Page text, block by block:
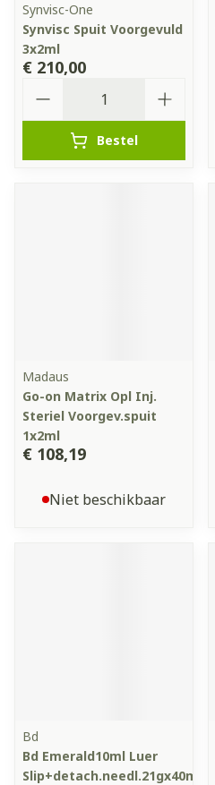
Synvisc-One
Synvisc Spuit Voorgevuld
3x2ml
€ 210,00
Bestel
Madaus
Go-on Matrix Opl Inj.
Steriel Voorgev.spuit
1x2ml
€ 108,19
Niet beschikbaar
Bd
Bd Emerald10ml Luer
Slip+detach.needl.21gx40mm